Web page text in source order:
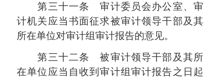
第三十一条 审计委员会办公室、审
计机关应当书面征求被审计领导干部及其
所在单位对审计组审计报告的意见。
第三十二条 被审计领导干部及其所
在单位应当自收到审计组审计报告之日起